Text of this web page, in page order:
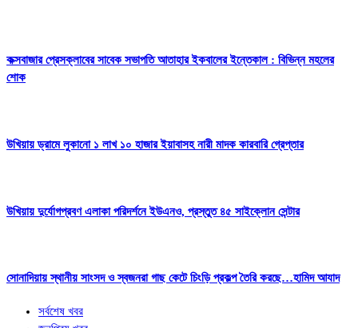
কক্সবাজার প্রেসক্লাবের সাবেক সভাপতি আতাহার ইকবালের ইন্তেকাল : বিভিন্ন মহলের
শোক
উখিয়ায় ড্রামে লুকানো ১ লাখ ১০ হাজার ইয়াবাসহ নারী মাদক কারবারি গ্রেপ্তার
উখিয়ায় দুর্যোগপ্রবণ এলাকা পরিদর্শনে ইউএনও, প্রস্তুত ৪৫ সাইক্লোন সেন্টার
সোনাদিয়ায় স্থানীয় সাংসদ ও স্বজনরা গাছ কেটে চিংড়ি প্রকল্প তৈরি করছে…হামিদ আযাদ
সর্বশেষ খবর